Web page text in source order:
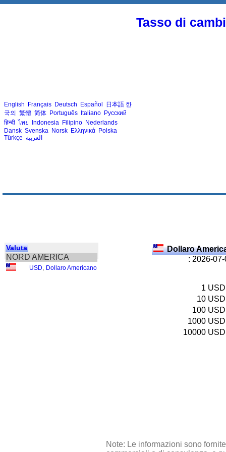
Tasso di
English Français Deutsch Español 日本語 한
국의 繁體 简体 Português Italiano Русский
हिन्दी ไทย Indonesia Filipino Nederlands
Dansk Svenska Norsk Ελληνικά Polska
Türkçe العربية
Valuta
NORD AMERICA
USD Dollaro Americano
Dollaro
: 2026-
1 USD
10 USD
100 USD
1000 USD
10000 USD
Note: Le informazioni sono